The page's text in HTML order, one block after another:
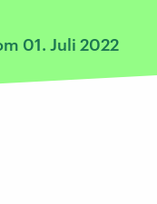
01. Juli 2022